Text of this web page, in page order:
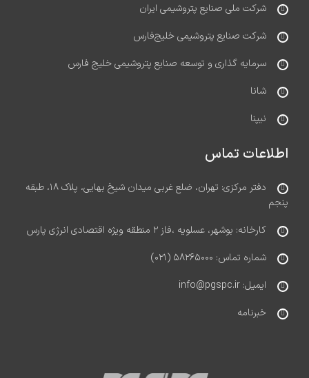
شرکت ملی صنایع پتروشیمی ایران
شرکت صنایع پتروشیمی خلیج‌فارس
سرمایه گذاری و توسعه صنایع پتروشیمی خلیج فارس
شانا
نیپنا
اطلاعات تماس
دفتر مرکزی: تهران، ضلع غربی میدان شیخ بهایی، پلاک ۱۸، طبقه
پنجم
کارخانه: بوشهر، عسلویه ،فاز ۲ منطقه ویژه اقتصادی انرژی پارس
شماره تماس: ۵۸۲۶۵۰۰۰ (۰۲۱)
ایمیل: info@pgspc.ir
خبرنامه